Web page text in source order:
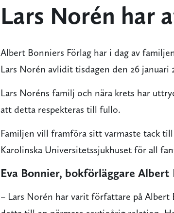
Lars Norén har
Albert Bonniers Förlag har i dag av
Lars Norén avlidit tisdagen den 26 januari
Lars Noréns familj och nära krets har
att detta respekteras till fullo.
Familjen vill framföra sitt varmaste tack
Karolinska Universitetssjukhuset för all
Eva Bonnier, bokförläggare Albert
– Lars Norén har varit författare på